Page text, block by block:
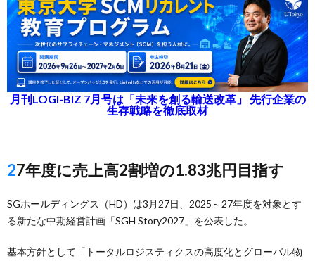
月刊LOGI-BIZ 7月号は「未来を創る輸送改革」 先行企業の
生存戦略を徹底取材
27年度に売上高2割増の1.83兆円目指す
SGホールディングス（HD）は3月27日、2025～27年度を対象とす
る新たな中期経営計画「SGH Story2027」を公表した。
基本方針として「トータルロジスティクスの高度化とグローバル物